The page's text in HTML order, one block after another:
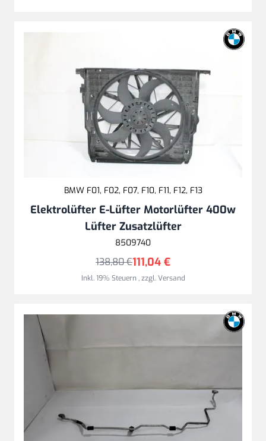
BMW F01, F02, F07, F10, F11, F12, F13
Elektrolüfter E-Lüfter Motorlüfter 400w
Lüfter Zusatzlüfter
8509740
111,04 €
138,80 €
Inkl. 19% Steuern,zzgl.Versand